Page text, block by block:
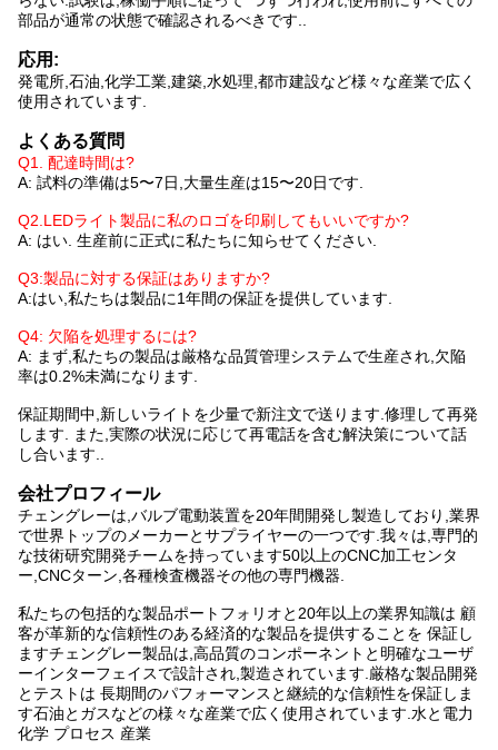
部品が通常の状態で確認されるべきです..
応用:
発電所,石油,化学工業,建築,水処理,都市建設など様々な産業で広く
使用されています.
よくある質問
Q1. 配達時間は?
A: 試料の準備は5〜7日,大量生産は15〜20日です.
Q2.LEDライト製品に私のロゴを印刷してもいいですか?
A: はい. 生産前に正式に私たちに知らせてください.
Q3:製品に対する保証はありますか?
A:はい,私たちは製品に1年間の保証を提供しています.
Q4: 欠陥を処理するには?
A: まず,私たちの製品は厳格な品質管理システムで生産され,欠陥
率は0.2%未満になります.
保証期間中,新しいライトを少量で新注文で送ります.修理して再発
します. また,実際の状況に応じて再電話を含む解決策について話
し合います..
会社プロフィール
チェングレーは,バルブ電動装置を20年間開発し製造しており,業界
で世界トップのメーカーとサプライヤーの一つです.我々は,専門的
な技術研究開発チームを持っています50以上のCNC加工センタ
ー,CNCターン,各種検査機器その他の専門機器.
私たちの包括的な製品ポートフォリオと20年以上の業界知識は 顧
客が革新的な信頼性のある経済的な製品を提供することを 保証し
ますチェングレー製品は,高品質のコンポーネントと明確なユーザ
ーインターフェイスで設計され,製造されています.厳格な製品開発
とテストは 長期間のパフォーマンスと継続的な信頼性を保証しま
す石油とガスなどの様々な産業で広く使用されています.水と電力
化学 プロセス 産業